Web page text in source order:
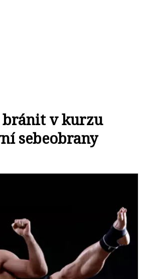
bránit v kurzu
sebeobrany